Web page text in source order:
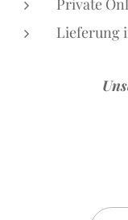
Private
Lieferung